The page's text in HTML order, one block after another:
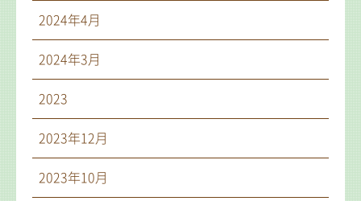
2024年4月
2024年3月
2023
2023年12月
2023年10月